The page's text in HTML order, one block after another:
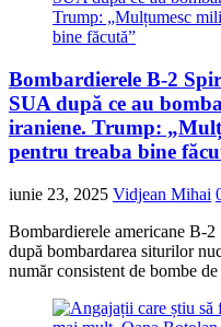
Bombardierele B-2
SUA după ce au
iraniene. Trump:
pentru treaba bine
iunie 23, 2025 Vidjean Mihai
Bombardierele americane B-
după bombardarea siturilor
număr consistent de bombe de